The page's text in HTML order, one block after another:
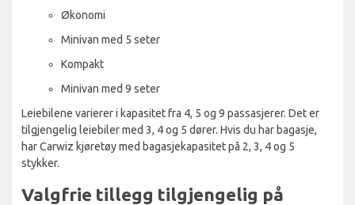
Økonomi
Minivan med 5 seter
Kompakt
Minivan med 9 seter
Leiebilene varierer i kapasitet fra 4, 5 og 9 passasjerer. Det er
tilgjengelig leiebiler med 3, 4 og 5 dører. Hvis du har bagasje,
har Carwiz kjøretøy med bagasjekapasitet på 2, 3, 4 og 5
stykker.
Valgfrie tillegg tilgjengelig på